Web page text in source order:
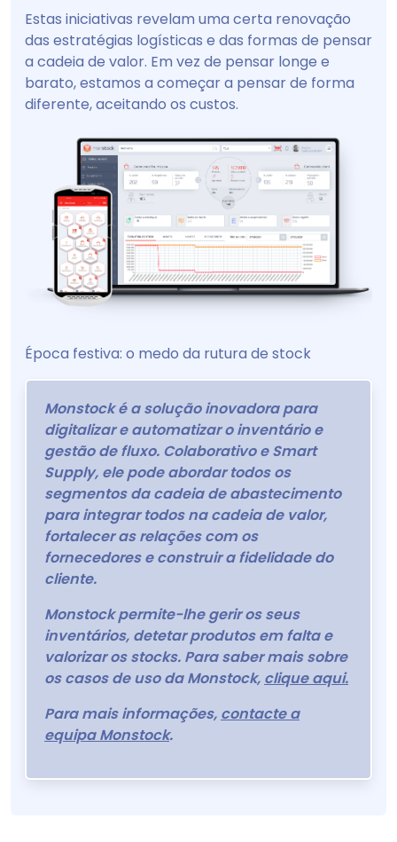
Estas iniciativas revelam uma certa renovação
das estratégias logísticas e das formas de pensar
a cadeia de valor. Em vez de pensar longe e
barato, estamos a começar a pensar de forma
diferente, aceitando os custos.
Época festiva: o medo da rutura de stock
Monstock é a solução inovadora para
digitalizar e automatizar o inventário e
gestão de fluxo. Colaborativo e Smart
Supply, ele pode abordar todos os
segmentos da cadeia de abastecimento
para integrar todos na cadeia de valor,
fortalecer as relações com os
fornecedores e construir a fidelidade do
cliente.
Monstock permite-lhe gerir os seus
inventários, detetar produtos em falta e
valorizar os stocks. Para saber mais sobre
os casos de uso da Monstock, clique aqui.
Para mais informações, contacte a
equipa Monstock.